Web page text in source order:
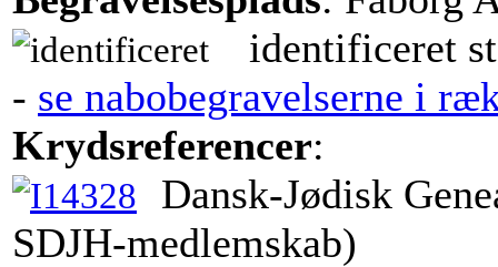
identificeret
- se nabobegravelserne i
Krydsreferencer:
Dansk-Jødisk
SDJH-medlemskab)